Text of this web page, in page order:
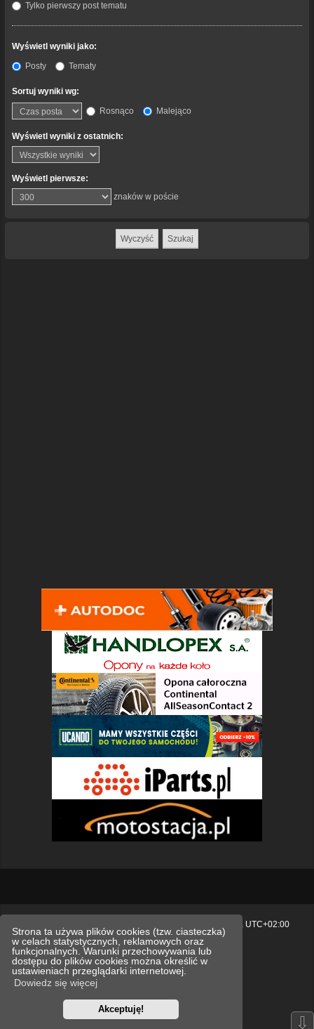
Strona ta używa plików cookies (tzw. ciasteczka)
w celach statystycznych, reklamowych oraz
funkcjonalnych. Warunki przechowywania lub
dostępu do plików cookies można określić w
ustawieniach przeglądarki internetowej.
Dowiedz się więcej
Akceptuję!
Tylko pierwszy post tematu
Wyświetl wyniki jako:
Posty
Tematy
Sortuj wyniki wg:
Rosnąco
Malejąco
Wyświetl wyniki z ostatnich:
Wyświetl pierwsze:
znaków w poście
Strefa czasowa UTC+02:00
Polityka prywatności.
Technologię dostarczaphpBB® Forum Software © phpBB Limited
Polski pakiet językowy dostarczaphpBB.pl
we_universal created by INVENTEA & v12mike
phpBB SEO ⇩